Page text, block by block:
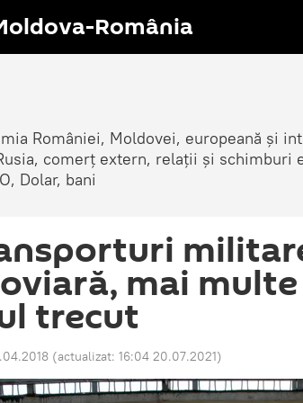
România
României, Moldovei, europeană și
comerț extern, relații și schimburi
Dolar, bani
mai
trecut
(actualizat: 16:04 20.07.2021)